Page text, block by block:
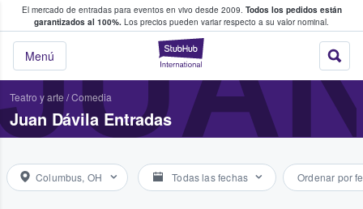
El mercado de entradas para eventos en vivo desde 2009. Todos los pedidos están
garantizados al 100%. Los precios pueden variar respecto a su valor nominal.
StubHub:
Menú
y venta de entradas entre fans
Teatro y arte /Comedia
Juan Dávila Entradas
Columbus, OH Todas las fechas Ordenar por